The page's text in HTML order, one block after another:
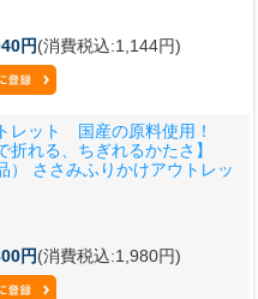
円(消費税込:1,144円)
ット 国産の原料使用！
折れる、ちぎれるかたさ】
） ささみふりかけアウトレッ
円(消費税込:1,980円)